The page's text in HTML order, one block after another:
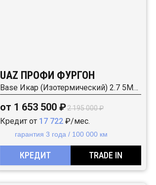
UAZ ПРОФИ ФУРГОН
Base Икар (Изотермический) 2.7 5MT (150 л.с.) RWD
от 1 653 500 ₽2 195 000 ₽
Кредит от 17 722₽/мес.
гарантия 3 года / 100 000 км
КРЕДИТ TRADE IN